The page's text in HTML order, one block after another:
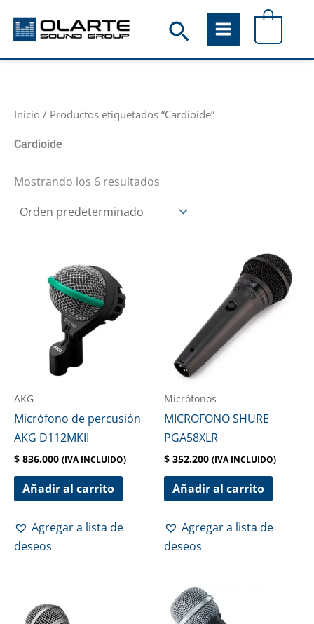
contenido
Buscar
Inicio / Productos etiquetados “Cardioide”
Cardioide
Mostrando los 6 resultados
AKG
Micrófono de percusión
AKG D112MKII
$ 836.000 (IVA INCLUIDO)
Añadir al carrito
Agregar a lista de
deseos
Micrófonos
MICROFONO SHURE
PGA58XLR
$ 352.200 (IVA INCLUIDO)
Añadir al carrito
Agregar a lista de
deseos